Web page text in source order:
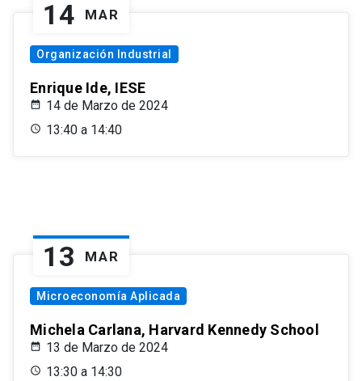
14 MAR
Organización Industrial
Enrique Ide, IESE
14 de Marzo de 2024
13:40 a 14:40
13 MAR
Microeconomía Aplicada
Michela Carlana, Harvard Kennedy School
13 de Marzo de 2024
13:30 a 14:30